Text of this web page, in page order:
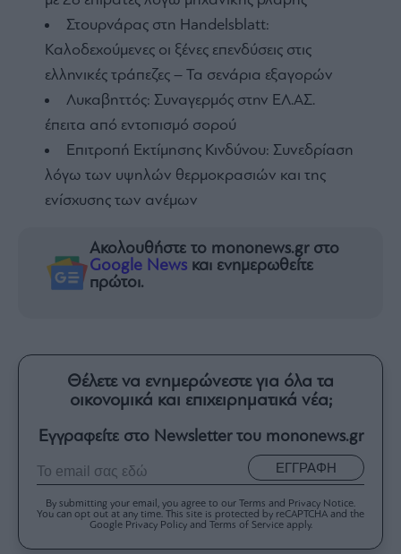
Στουρνάρας στη Handelsblatt:
Καλοδεχούμενες οι ξένες επενδύσεις στις
ελληνικές τράπεζες – Τα σενάρια εξαγορών
Λυκαβηττός: Συναγερμός στην ΕΛ.ΑΣ.
έπειτα από εντοπισμό σορού
Επιτροπή Εκτίμησης Κινδύνου: Συνεδρίαση
λόγω των υψηλών θερμοκρασιών και της
ενίσχυσης των ανέμων
Ακολουθήστε το mononews.gr στο
Google News και ενημερωθείτε
πρώτοι.
Θέλετε να ενημερώνεστε για όλα τα
οικονομικά και επιχειρηματικά νέα;
Εγγραφείτε στο Newsletter του mononews.gr
ΕΓΓΡΑΦΗ
By submitting your email, you agree to our Terms and Privacy Notice.
You can opt out at any time. This site is protected by reCAPTCHA and the
Google Privacy Policy and Terms of Service apply.